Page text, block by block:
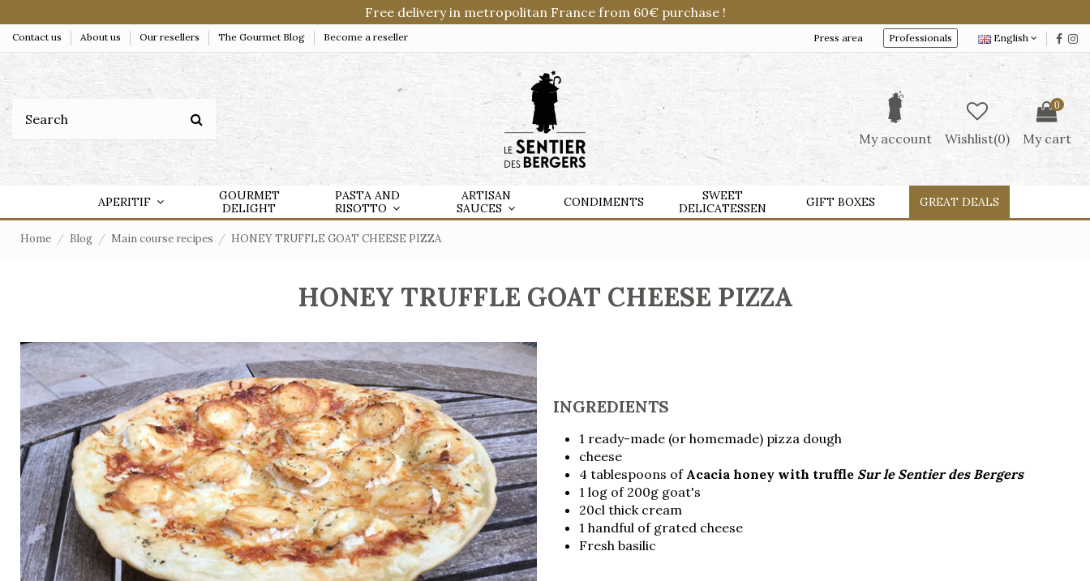
Free delivery in metropolitan France from 60€ purchase !
Contact us About us Our resellers The Gourmet Blog Become a reseller Press area Professionals English
My account Wishlist(0)
0
My cart
APERITIF
GOURMET
DELIGHT
PASTA AND
RISOTTO
ARTISAN
SAUCES
CONDIMENTS
SWEET
DELICATESSEN
GIFT BOXES GREAT DEALS
Home Blog Main course recipes HONEY TRUFFLE GOAT CHEESE PIZZA
HONEY TRUFFLE GOAT CHEESE PIZZA
INGREDIENTS
1 ready-made (or homemade) pizza dough
cheese
4 tablespoons of Acacia honey with truffle Sur le Sentier des Bergers
1 log of 200g goat's
20cl thick cream
1 handful of grated cheese
Fresh basilic